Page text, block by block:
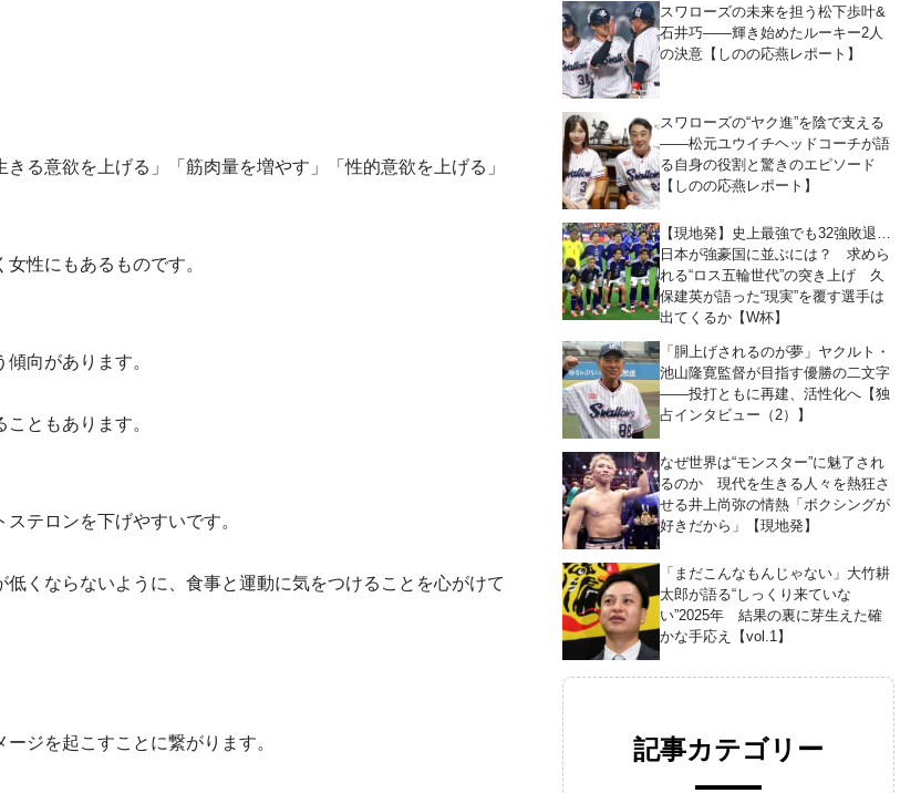
る意欲を上げる」「筋肉量を増やす」「性的意欲を上げる」
性にもあるものです。
向があります。
ともあります。
テロンを下げやすいです。
くならないように、食事と運動に気をつけることを心がけて
ジを起こすことに繋がります。
スワローズの未来を担う松下歩叶&
石井巧――輝き始めたルーキー2人
の決意【しのの応燕レポート】
スワローズの“ヤク進”を陰で支える
――松元ユウイチヘッドコーチが語
る自身の役割と驚きのエピソード
【しのの応燕レポート】
【現地発】史上最強でも32強敗退…
日本が強豪国に並ぶには？ 求めら
れる“ロス五輪世代”の突き上げ 久
保建英が語った“現実”を覆す選手は
出てくるか【W杯】
「胴上げされるのが夢」ヤクルト・
池山隆寛監督が目指す優勝の二文字
――投打ともに再建、活性化へ【独
占インタビュー（2）】
なぜ世界は“モンスター”に魅了され
るのか 現代を生きる人々を熱狂さ
せる井上尚弥の情熱「ボクシングが
好きだから」【現地発】
「まだこんなもんじゃない」大竹耕
太郎が語る“しっくり来ていな
い”2025年 結果の裏に芽生えた確
かな手応え【vol.1】
記事カテゴリー